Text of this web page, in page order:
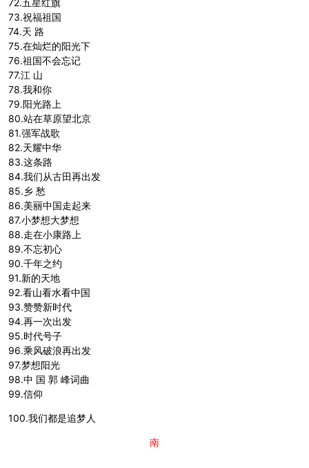
72.五星红旗
73.祝福祖国
74.天 路
75.在灿烂的阳光下
76.祖国不会忘记
77.江 山
78.我和你
79.阳光路上
80.站在草原望北京
81.强军战歌
82.天耀中华
83.这条路
84.我们从古田再出发
85.乡 愁
86.美丽中国走起来
87.小梦想大梦想
88.走在小康路上
89.不忘初心
90.千年之约
91.新的天地
92.看山看水看中国
93.赞赞新时代
94.再一次出发
95.时代号子
96.乘风破浪再出发
97.梦想阳光
98.中 国 郭 峰词曲
99.信仰
100.我们都是追梦人
南